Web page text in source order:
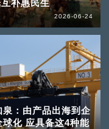
补惠民生
2026-06-24
泉：由产品出海到企
球化 应具备这4种能